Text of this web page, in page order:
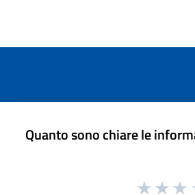
Quanto sono chiare le